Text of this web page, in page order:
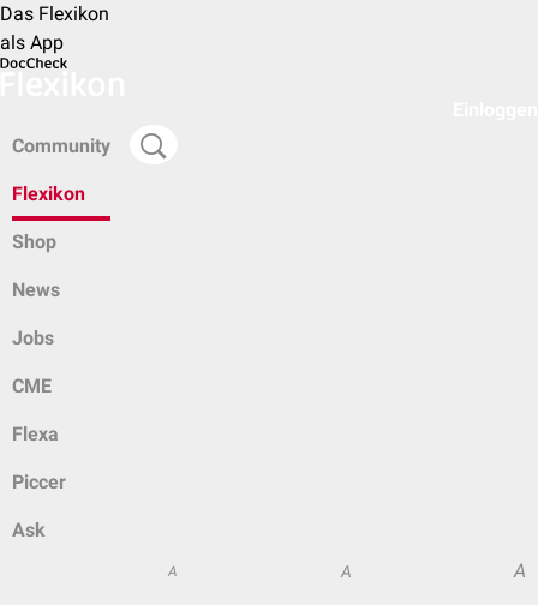
Das Flexikon
als App
Community
Flexikon
Shop
News
Jobs
CME
Flexa
Piccer
Ask
A A A